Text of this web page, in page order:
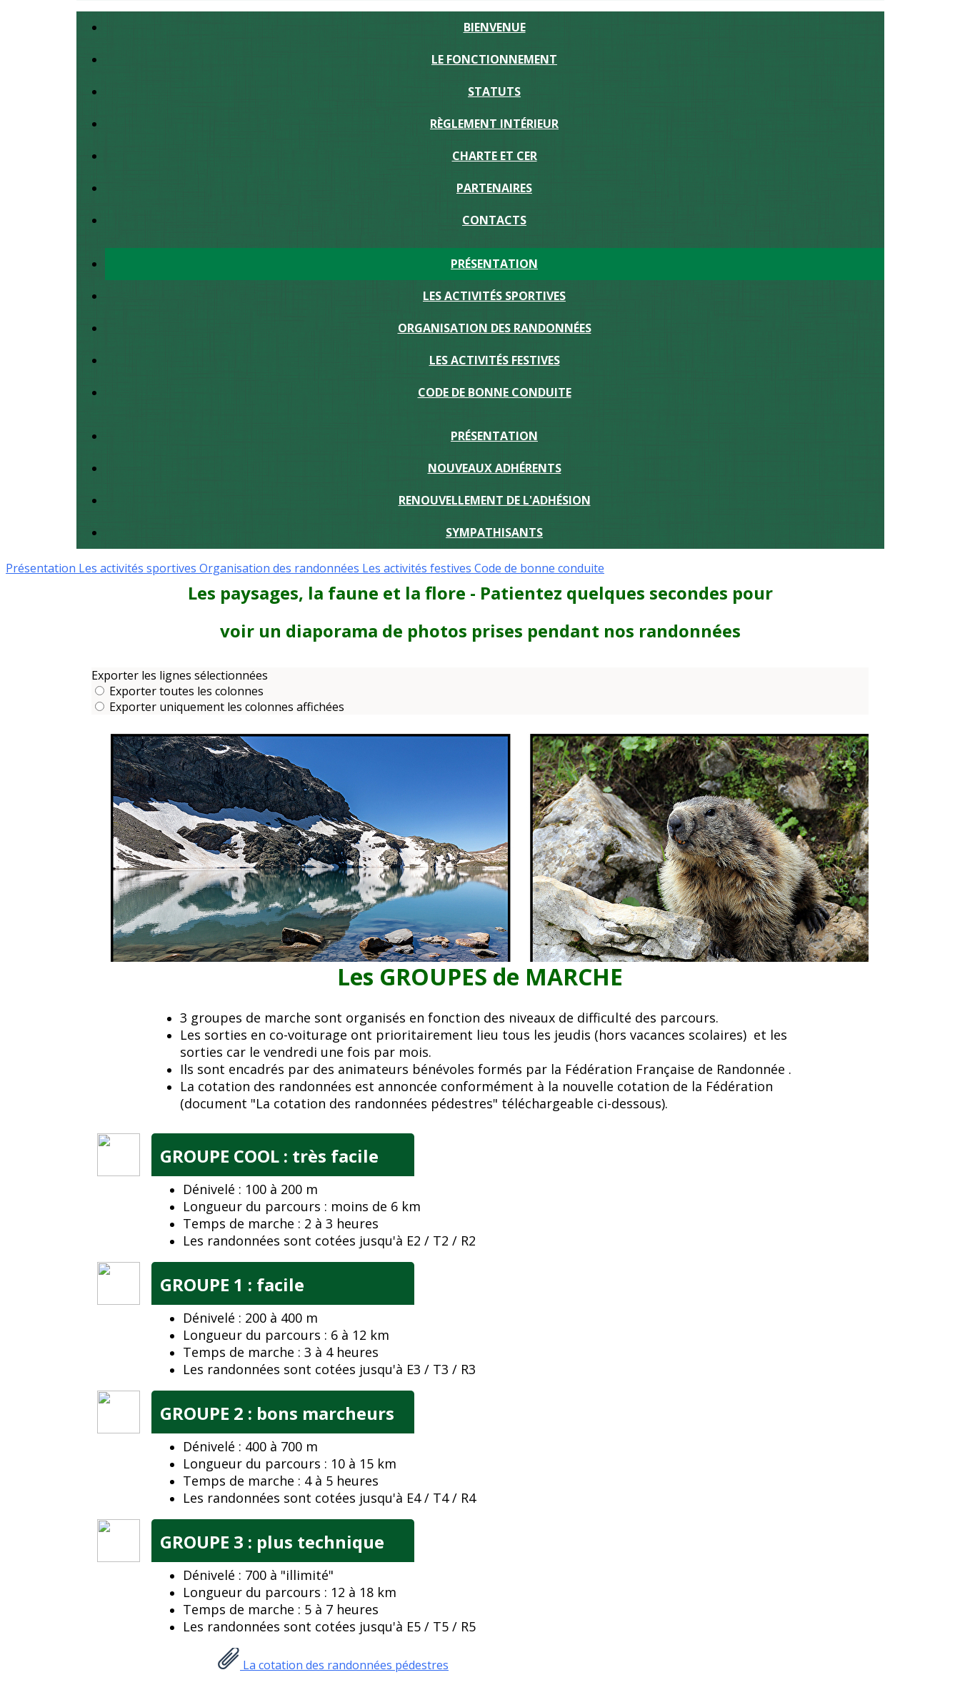
BIENVENUE
LE FONCTIONNEMENT
STATUTS
RÈGLEMENT INTÉRIEUR
CHARTE ET CER
PARTENAIRES
CONTACTS
PRÉSENTATION
LES ACTIVITÉS SPORTIVES
ORGANISATION DES RANDONNÉES
LES ACTIVITÉS FESTIVES
CODE DE BONNE CONDUITE
PRÉSENTATION
NOUVEAUX ADHÉRENTS
RENOUVELLEMENT DE L'ADHÉSION
SYMPATHISANTS
Présentation Les activités sportives Organisation des randonnées Les activités festives Code de bonne conduite
Les paysages, la faune et la flore - Patientez quelques secondes pour
voir un diaporama de photos prises pendant nos randonnées
Les GROUPES de MARCHE
3 groupes de marche sont organisés en fonction des niveaux de difficulté des parcours.
Les sorties en co-voiturage ont prioritairement lieu tous les jeudis (hors vacances scolaires) et les
sorties car le vendredi une fois par mois.
Ils sont encadrés par des animateurs bénévoles formés par la Fédération Française de Randonnée .
La cotation des randonnées est annoncée conformément à la nouvelle cotation de la Fédération
(document "La cotation des randonnées pédestres" téléchargeable ci-dessous).
GROUPE COOL : très facile
Dénivelé : 100 à 200 m
Longueur du parcours : moins de 6 km
Temps de marche : 2 à 3 heures
Les randonnées sont cotées jusqu'à E2 / T2 / R2
GROUPE 1 : facile
Dénivelé : 200 à 400 m
Longueur du parcours : 6 à 12 km
Temps de marche : 3 à 4 heures
Les randonnées sont cotées jusqu'à E3 / T3 / R3
GROUPE 2 : bons marcheurs
Dénivelé : 400 à 700 m
Longueur du parcours : 10 à 15 km
Temps de marche : 4 à 5 heures
Les randonnées sont cotées jusqu'à E4 / T4 / R4
GROUPE 3 : plus technique
Dénivelé : 700 à "illimité"
Longueur du parcours : 12 à 18 km
Temps de marche : 5 à 7 heures
Les randonnées sont cotées jusqu'à E5 / T5 / R5
La cotation des randonnées pédestres